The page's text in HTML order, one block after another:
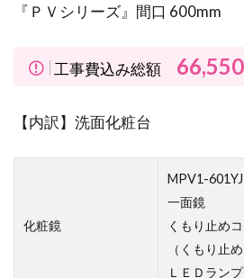
『ＰＶシリーズ』間口 600mm
工事費込み総額 66,550
【内訳】洗面化粧台
化粧鏡
MPV1-601YJ
一面鏡
くもり止め
（くもり止め
ＬＥＤラン